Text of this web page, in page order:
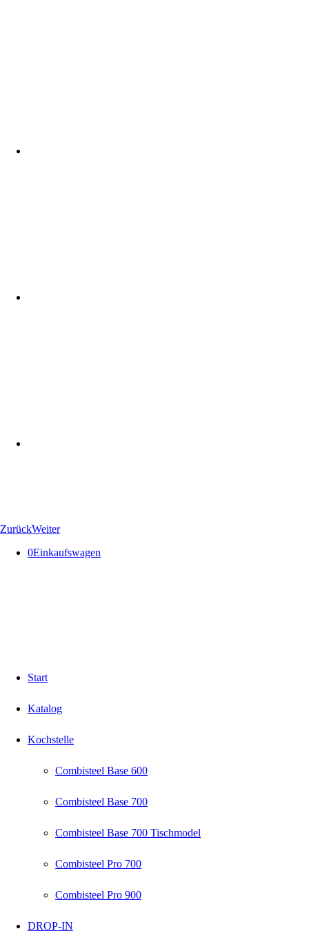
ZurückWeiter
0Einkaufswagen
Start
Katalog
Kochstelle
Combisteel Base 600
Combisteel Base 700
Combisteel Base 700 Tischmodel
Combisteel Pro 700
Combisteel Pro 900
DROP-IN